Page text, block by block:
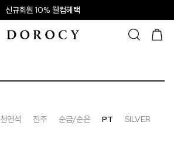
신규회원 10% 웰컴혜택
천연석 진주 순금/순은 PT SILVER